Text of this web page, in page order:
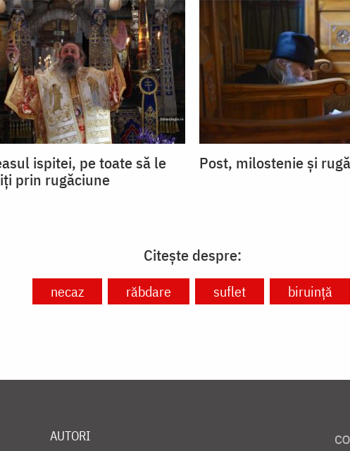
ispitei, pe toate să le
prin rugăciune
Post, milostenie și
Citește despre:
necaz răbdare suflet biruință
AUTORI